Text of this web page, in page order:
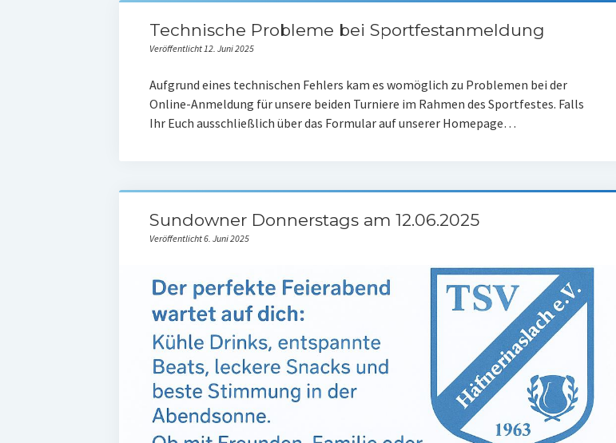
Technische Probleme bei Sportfestanmeldung
Veröffentlicht 12. Juni 2025
Aufgrund eines technischen Fehlers kam es womöglich zu Problemen bei der
Online-Anmeldung für unsere beiden Turniere im Rahmen des Sportfestes. Falls
Ihr Euch ausschließlich über das Formular auf unserer Homepage…
Sundowner Donnerstags am 12.06.2025
Veröffentlicht 6. Juni 2025